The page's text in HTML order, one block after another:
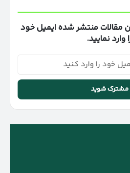
مقالات منتشر شده ایمیل خود
وارد نمایید.